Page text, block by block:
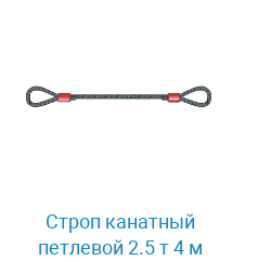
Строп канатный
петлевой 2.5 т 4 м